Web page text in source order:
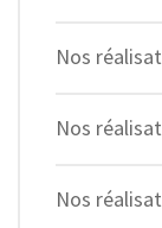
Nos
Nos
Nos